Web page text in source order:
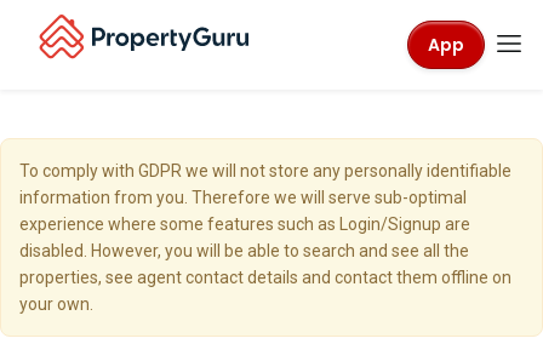
App
To comply with GDPR we will not store any personally identifiable
information from you. Therefore we will serve sub-optimal
experience where some features such as Login/Signup are
disabled. However, you will be able to search and see all the
properties, see agent contact details and contact them offline on
your own.